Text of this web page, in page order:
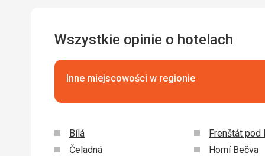
Wszystkie opinie o hotelach
Inne miejscowości w regionie
Bílá
Čeladná
Frenštát pod
Horní Bečva